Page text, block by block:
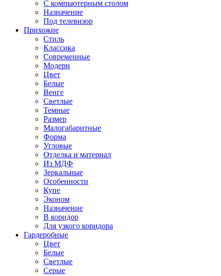
С компьютерным столом
Назначение
Под телевизор
Прихожие
Стиль
Классика
Современные
Модерн
Цвет
Белые
Венге
Светлые
Темные
Размер
Малогабаритные
Форма
Угловые
Отделка и материал
Из МДФ
Зеркальные
Особенности
Купе
Эконом
Назначение
В коридор
Для узкого коридора
Гардеробные
Цвет
Белые
Светлые
Серые